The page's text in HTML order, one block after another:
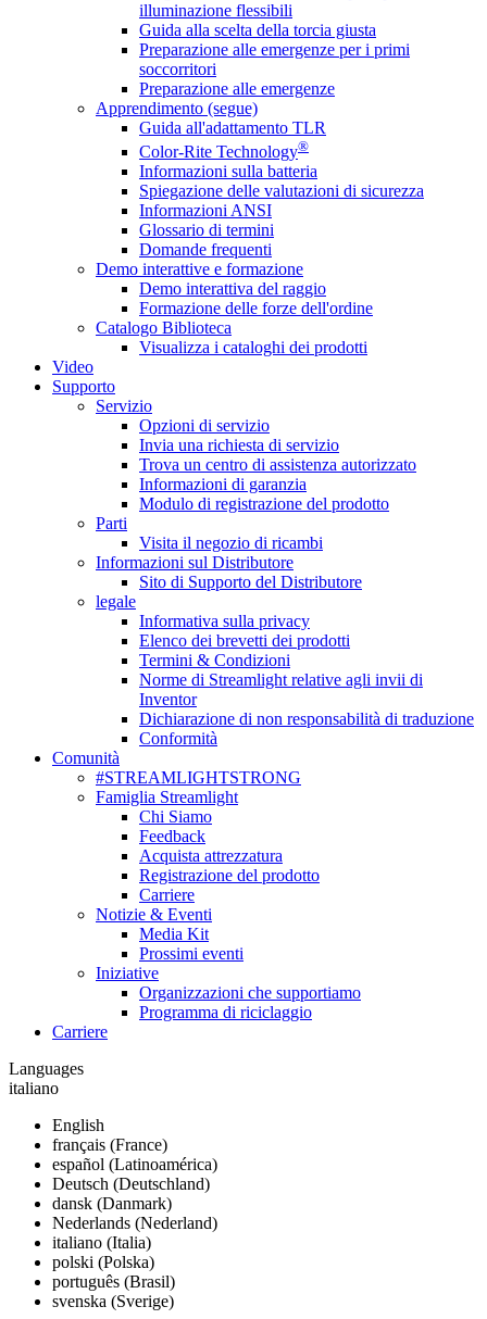
illuminazione flessibili
Guida alla scelta della torcia giusta
Preparazione alle emergenze per i primi
soccorritori
Preparazione alle emergenze
Apprendimento (segue)
Guida all'adattamento TLR
Color-Rite Technology®
Informazioni sulla batteria
Spiegazione delle valutazioni di sicurezza
Informazioni ANSI
Glossario di termini
Domande frequenti
Demo interattive e formazione
Demo interattiva del raggio
Formazione delle forze dell'ordine
Catalogo Biblioteca
Visualizza i cataloghi dei prodotti
Video
Supporto
Servizio
Opzioni di servizio
Invia una richiesta di servizio
Trova un centro di assistenza autorizzato
Informazioni di garanzia
Modulo di registrazione del prodotto
Parti
Visita il negozio di ricambi
Informazioni sul Distributore
Sito di Supporto del Distributore
legale
Informativa sulla privacy
Elenco dei brevetti dei prodotti
Termini & Condizioni
Norme di Streamlight relative agli invii di
Inventor
Dichiarazione di non responsabilità di traduzione
Conformità
Comunità
#STREAMLIGHTSTRONG
Famiglia Streamlight
Chi Siamo
Feedback
Acquista attrezzatura
Registrazione del prodotto
Carriere
Notizie & Eventi
Media Kit
Prossimi eventi
Iniziative
Organizzazioni che supportiamo
Programma di riciclaggio
Carriere
Languages
italiano
English
français (France)
español (Latinoamérica)
Deutsch (Deutschland)
dansk (Danmark)
Nederlands (Nederland)
italiano (Italia)
polski (Polska)
português (Brasil)
svenska (Sverige)